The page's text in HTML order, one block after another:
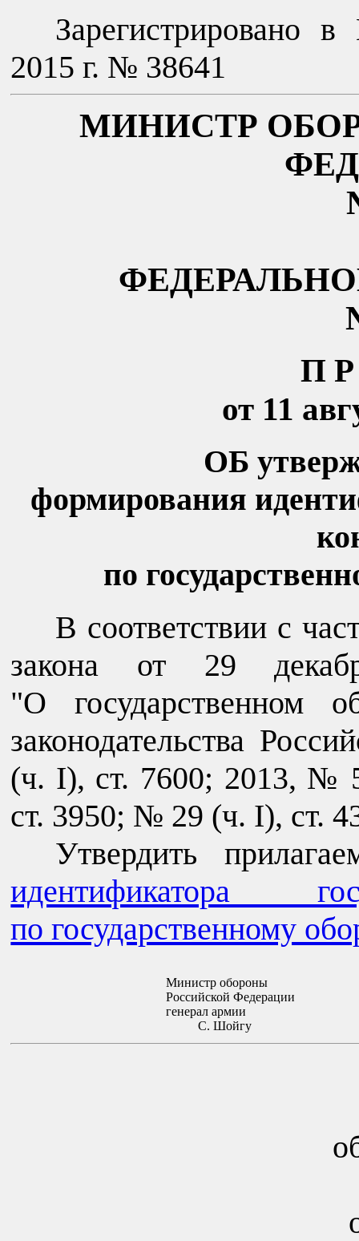
Зарегистрировано
2015 г. № 38641
МИНИСТР
от 11
ОБ
формирования
по
В соответствии с
закона от 29
"О государственном
законодательства
(ч. I), ст. 7600; 2013, №
ст. 3950; № 29 (ч. I), ст.
Утвердить
идентификатора
по государственному
Министр обороны
Российской Федерации
генерал армии
С. Шойгу